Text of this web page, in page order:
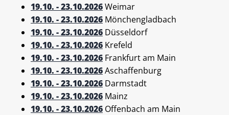
19.10. - 23.10.2026Weimar
19.10. - 23.10.2026 Mönchengladbach
19.10. - 23.10.2026 Düsseldorf
19.10. - 23.10.2026 Krefeld
19.10. - 23.10.2026 Frankfurt am Main
19.10. - 23.10.2026Aschaffenburg
19.10. - 23.10.2026 Darmstadt
19.10. - 23.10.2026 Mainz
19.10. - 23.10.2026 Offenbach am Main